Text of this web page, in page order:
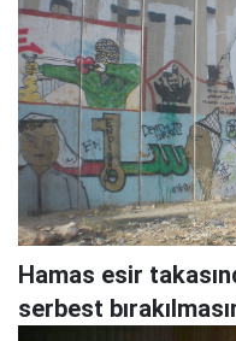
Hamas esir
serbest